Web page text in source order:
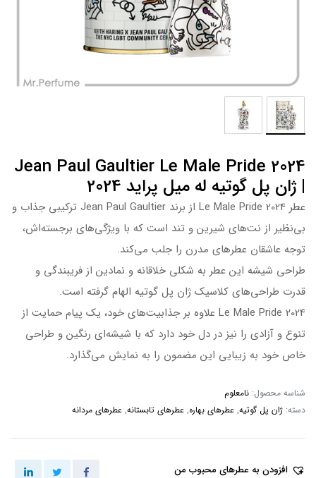
Jean Paul Gaultier Le Male Pride 2024
| ژان پل گوتیه له میل پراید 2024
عطر Le Male Pride 2024 از برند Jean Paul Gaultier ترکیبی جذاب و
بی‌نظیر از نت‌های شیرین و تند است که با ویژگی‌های برجسته‌اش،
توجه عاشقان عطرهای مدرن را جلب می‌کند.
طراحی شیشه این عطر به شکلی خلاقانه و نمادین از فریبندگی و
قدرت طراحی‌های کلاسیک ژان پل گوتیه الهام گرفته است.
Le Male Pride 2024 علاوه بر جذابیت‌های خود، یک پیام حمایت از
تنوع و آزادی را نیز در دل خود دارد که با شیشه‌ای رنگین و طراحی
خاص خود به زیبایی این مضمون را به نمایش می‌گذارد.
شناسه محصول: نامعلوم
دسته: ژان پل گوتیه, عطرهای بهاره, عطرهای تابستانه, عطرهای مردانه
افزودن به عطرهای محبوب من